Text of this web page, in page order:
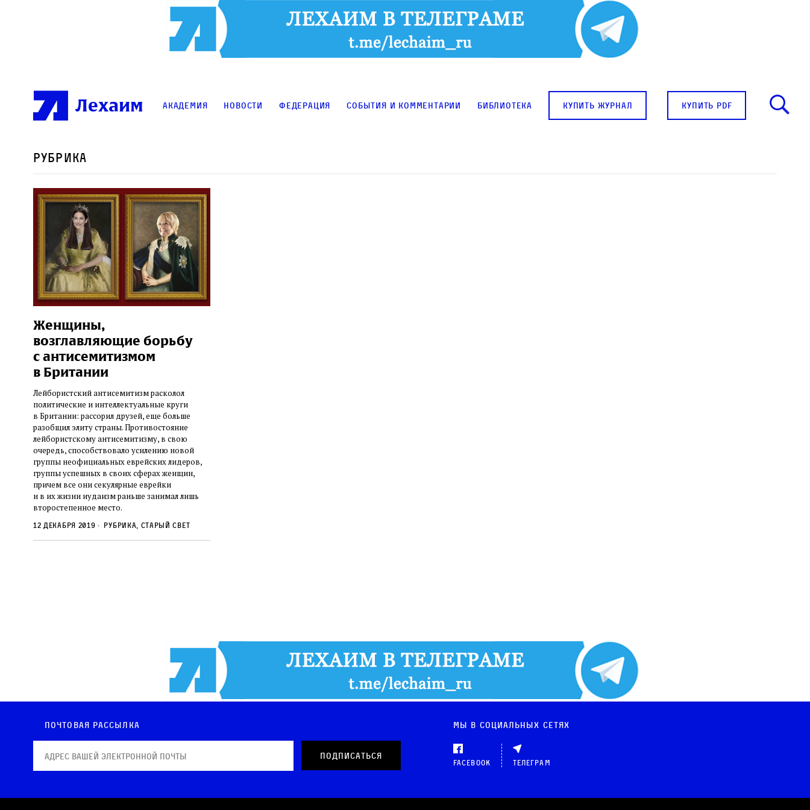
Лехаим Академия Новости Федерация События и комментарии Библиотека купить журнал купить pdf
Рубрика
Женщины,
возглавляющие борьбу
с антисемитизмом
в Британии
Лейбористский антисемитизм расколол
политические и интеллектуальные круги
в Британии: рассорил друзей, еще больше
разобщил элиту страны. Противостояние
лейбористскому антисемитизму, в свою
очередь, способствовало усилению новой
группы неофициальных еврейских лидеров,
группы успешных в своих сферах женщин,
причем все они секулярные еврейки
и в их жизни иудаизм раньше занимал лишь
второстепенное место.
12 декабря 2019 Рубрика, старый свет
Почтовая рассылка Мы в социальных сетях
Facebook Телеграм